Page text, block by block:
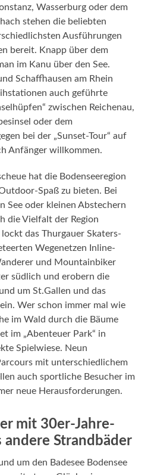
Wasserburg oder dem
stehen die beliebten
Ausführungen
bereit. Knapp über dem
im Kanu über den See.
Schaffhausen am Rhein
auch geführte
zwischen Reichenau,
oder dem
bei der „Sunset-Tour“ auf
Anfänger willkommen.
hat die Bodenseeregion
Spaß zu bieten. Bei
See oder kleinen Abstechern
die Vielfalt der Region
das Thurgauer Skaters-
Wegenetzen Inline-
und Mountainbiker
südlich und erobern die
um St.Gallen und das
Wer schon immer mal wie
im Wald durch die Bäume
im „Abenteuer Park“ in
Spielwiese. Neun
mit unterschiedlichem
auch sportliche Besucher im
neue Herausforderungen.
mit 30er-Jahre-
andere Strandbäder
um den Badesee Bodensee